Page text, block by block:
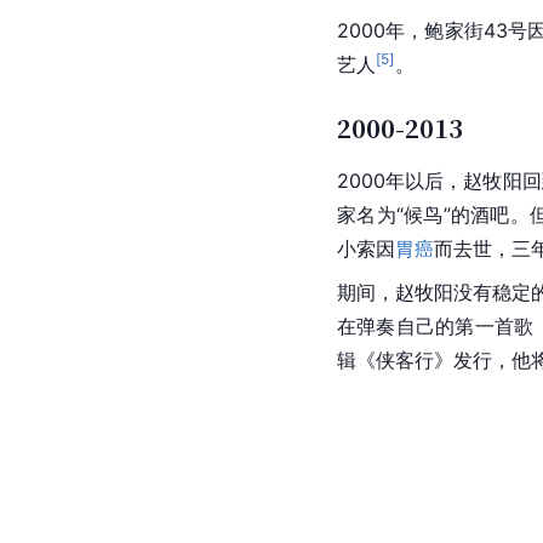
2000年，鲍家街43号
艺人 [5] 。
2000-2013
2000年以后，赵牧阳
家名为“候鸟”的酒吧。
小索因胃癌而去世，三
期间，赵牧阳没有稳定
在弹奏自己的第一首歌
辑《侠客行》发行，他